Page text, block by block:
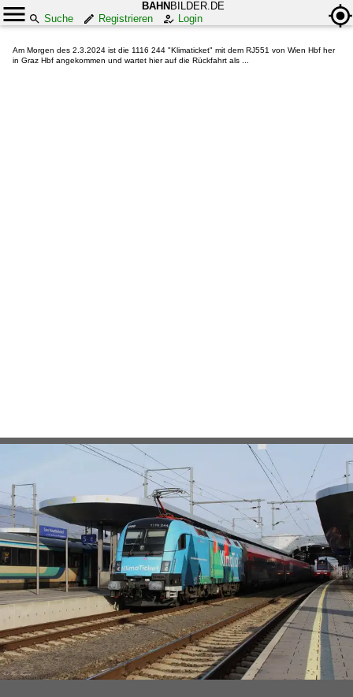
BAHN BILDER.DE
Suche
Registrieren Login
Am Morgen des 2.3.2024 ist die 1116 244 "Klimaticket" mit dem RJ551 von Wien Hbf her
in Graz Hbf angekommen und wartet hier auf die Rückfahrt als ...